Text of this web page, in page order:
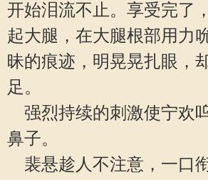
开始泪流不止。享受完了
起大腿，在大腿根部用力
昧的痕迹，明晃晃扎眼，
足。
强烈持续的刺激使宁欢
鼻子。
裴悬趁人不注意，一口